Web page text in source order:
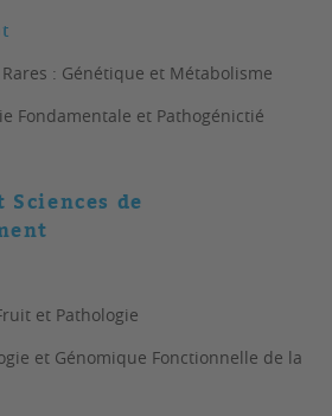
: Génétique et Métabolisme
Fondamentale et Pathogénictié
de
et Pathologie
et Génomique Fonctionnelle de la